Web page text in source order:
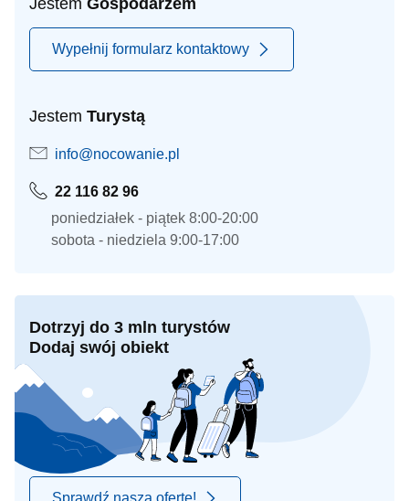
Jestem Gospodarzem
Wypełnij formularz kontaktowy
Jestem Turystą
info@nocowanie.pl
22 116 82 96
poniedziałek - piątek 8:00-20:00
sobota - niedziela 9:00-17:00
Dotrzyj do 3 mln turystów
Dodaj swój obiekt
Sprawdź naszą ofertę!